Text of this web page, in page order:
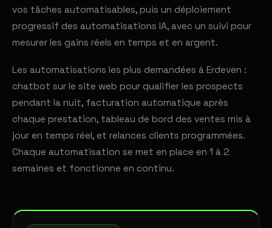
vos tâches automatisables, puis un déploiement
progressif des automatisations IA, avec un suivi pour
mesurer les gains réels en temps et en argent.
Les automatisations les plus demandées à Erdeven :
chatbot sur le site web pour qualifier les prospects
pendant la nuit, facturation automatique après
chaque prestation, tableau de bord des ventes mis à
jour en temps réel, et relances clients programmées.
Chaque automatisation se met en place en 1 à 2
semaines et fonctionne en continu.